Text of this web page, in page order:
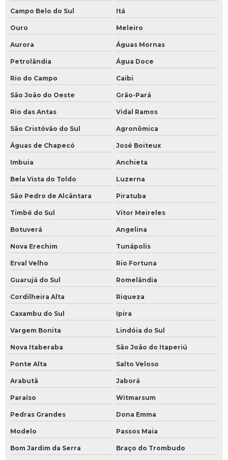
Campo Belo do Sul Itá
Ouro Meleiro
Aurora Águas Mornas
Petrolândia Água Doce
Rio do Campo Caibi
São João do Oeste Grão-Pará
Rio das Antas Vidal Ramos
São Cristóvão do Sul Agronômica
Águas de Chapecó José Boiteux
Imbuia Anchieta
Bela Vista do Toldo Luzerna
São Pedro de Alcântara Piratuba
Timbé do Sul Vitor Meireles
Botuverá Angelina
Nova Erechim Tunápolis
Erval Velho Rio Fortuna
Guarujá do Sul Romelândia
Cordilheira Alta Riqueza
Caxambu do Sul Ipira
Vargem Bonita Lindóia do Sul
Nova Itaberaba São João do Itaperiú
Ponte Alta Salto Veloso
Arabutã Jaborá
Paraíso Witmarsum
Pedras Grandes Dona Emma
Modelo Passos Maia
Bom Jardim da Serra Braço do Trombudo